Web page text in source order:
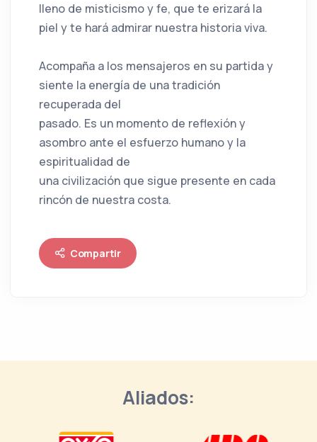
lleno de misticismo y fe, que te erizará la
piel y te hará admirar nuestra historia viva.
Acompaña a los mensajeros en su partida y
siente la energía de una tradición
recuperada del
pasado. Es un momento de reflexión y
asombro ante el esfuerzo humano y la
espiritualidad de
una civilización que sigue presente en cada
rincón de nuestra costa.
Compartir
Aliados: